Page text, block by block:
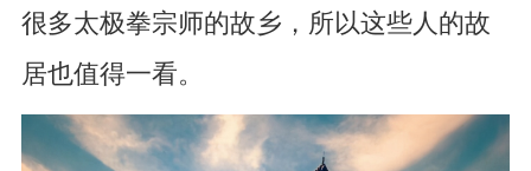
很多太极拳宗师的故乡，所以这些人的故
居也值得一看。